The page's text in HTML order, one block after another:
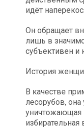
идёт
Он обращает
лишь в
субъективен и
История
В качестве
лесорубов,
уничтожающая